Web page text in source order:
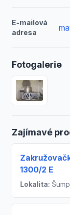
E-mailová
adresa
Fotogalerie
Zajímavé
1300/2 E
Lokalita: